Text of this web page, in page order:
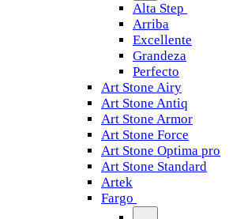
Alta Step
Arriba
Excellente
Grandeza
Perfecto
Art Stone Airy
Art Stone Antiq
Art Stone Armor
Art Stone Force
Art Stone Optima pro
Art Stone Standard
Artek
Fargo